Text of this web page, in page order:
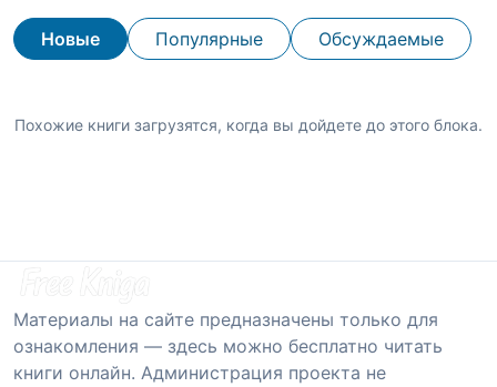
Новые Популярные Обсуждаемые
Похожие книги загрузятся, когда вы дойдете до этого блока.
Материалы на сайте предназначены только для
ознакомления — здесь можно бесплатно читать
книги онлайн. Администрация проекта не